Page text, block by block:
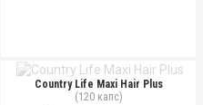
Country Life Maxi Hair Plus
(120 капс)